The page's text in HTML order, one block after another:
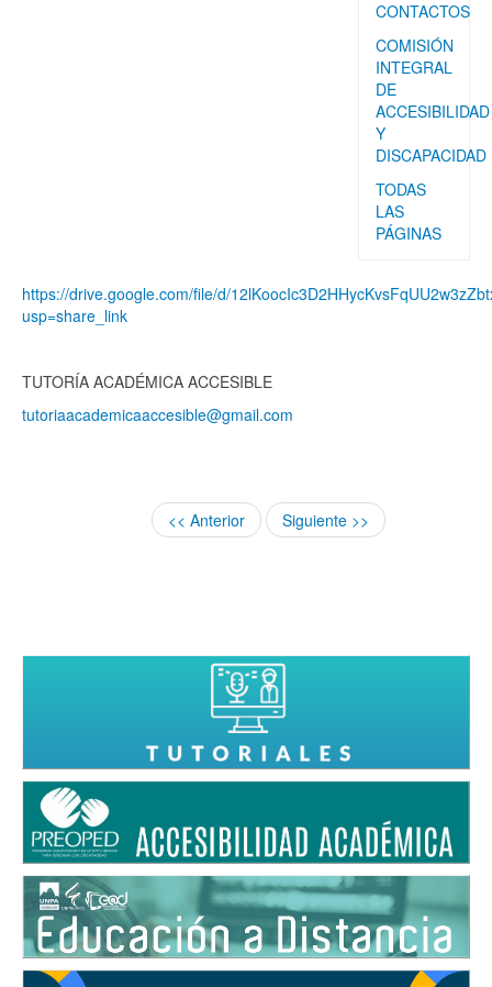
CONTACTOS
COMISIÓN
INTEGRAL
DE
ACCESIBILIDAD
Y
DISCAPACIDAD
TODAS
LAS
PÁGINAS
https://drive.google.com/file/d/
usp=share_link
TUTORÍA ACADÉMICA ACCESIBLE
tutoriaacademicaaccesible@gmail.com
<< Anterior Siguiente >>